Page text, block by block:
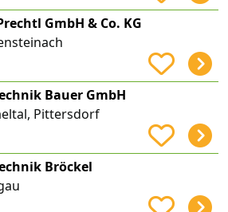
GmbH & Co. KG
Bauer GmbH
Pittersdorf
Bröckel